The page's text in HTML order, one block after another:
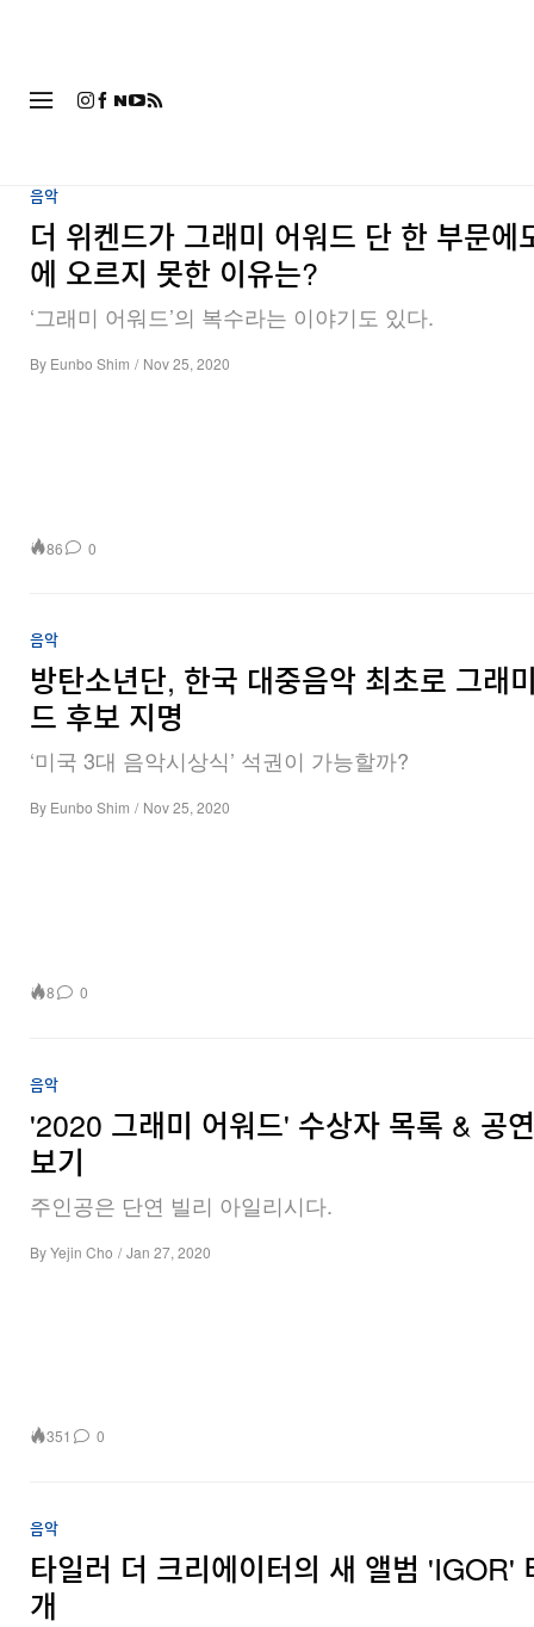
음악
더 위켄드가 그래미 어워드 단 한 부문에
에 오르지 못한 이유는?
‘그래미 어워드’의 복수라는 이야기도 있다.
By Eunbo Shim / Nov 25, 2020
86 0
음악
방탄소년단, 한국 대중음악 최초로 그래
드 후보 지명
‘미국 3대 음악시상식’ 석권이 가능할까?
By Eunbo Shim / Nov 25, 2020
8 0
음악
'2020 그래미 어워드' 수상자 목록 & 공
보기
주인공은 단연 빌리 아일리시다.
ByYejin Cho / Jan 27, 2020
351 0
음악
타일러 더 크리에이터의 새 앨범 'IGOR'
개